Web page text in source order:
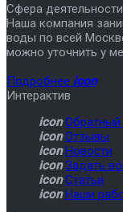
Сфера деятельности
Наша компания
воды по всей
можно уточнить у
Подробнее icon
Интерактив
icon Обратный
icon Отзывы
icon Новости
icon Задать
icon Статьи
icon Наши